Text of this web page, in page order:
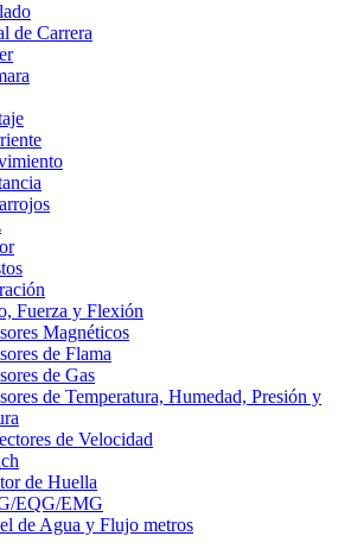
de Carrera
Fuerza y Flexión
Magnéticos
de Flama
de Gas
de Temperatura, Humedad, Presión y
de Velocidad
de Huella
EQG/EMG
de Agua y Flujo metros